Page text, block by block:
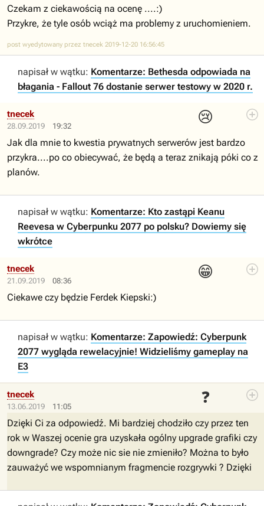
Czekam z ciekawością na ocenę ....:)
Przykre, że tyle osób wciąż ma problemy z uruchomieniem.
post wyedytowany przez tnecek 2019-12-20 16:56:45
napisał w wątku: Komentarze: Bethesda odpowiada na
błagania - Fallout 76 dostanie serwer testowy w 2020 r.
28.09.2019 19:32
😢
tnecek
Jak dla mnie to kwestia prywatnych serwerów jest bardzo
przykra....po co obiecywać, że będą a teraz znikają póki co z
planów.
napisał w wątku: Komentarze: Kto zastąpi Keanu
Reevesa w Cyberpunku 2077 po polsku? Dowiemy się
wkrótce
21.09.2019 08:36
😁
tnecek
Ciekawe czy będzie Ferdek Kiepski:)
napisał w wątku: Komentarze: Zapowiedź: Cyberpunk
2077 wygląda rewelacyjnie! Widzieliśmy gameplay na
E3
13.06.2019 11:05
❓
tnecek
Dzięki Ci za odpowiedź. Mi bardziej chodziło czy przez ten
rok w Waszej ocenie gra uzyskała ogólny upgrade grafiki czy
downgrade? Czy może nic sie nie zmieniło? Można to było
zauważyć we wspomnianym fragmencie rozgrywki ? Dzięki